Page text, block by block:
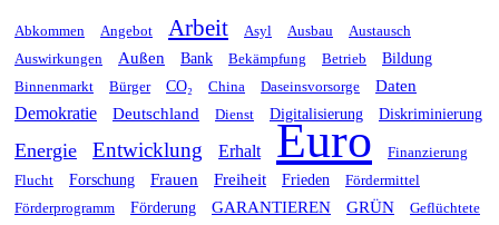
Abkommen Angebot Arbeit Asyl Ausbau
Austausch
Auswirkungen
Außen Bank Bekämpfung Betrieb
Bildung
Binnenmarkt
Bürger CO₂ China Daseinsvorsorge Daten
Demokratie Deutschland Dienst Digitalisierung Diskriminierung
Energie Entwicklung Erhalt Euro
Finanzierung
Flucht
Forschung Frauen Freiheit Frieden
Fördermittel
Förderprogramm
Förderung GARANTIEREN GRÜN Geflüchtete